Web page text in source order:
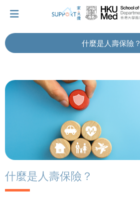
讓我們與你並肩而行。
擁抱每刻，留住這愛。
輕鬆一下，充下電啦！
什麼是人壽保險？
什麼是人壽保險？